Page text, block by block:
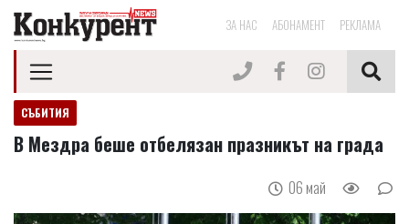
ЗА НАС АБОНАМЕНТ РЕКЛАМА
СЪБИТИЯ
В Мездра беше отбелязан празникът на града
06 май